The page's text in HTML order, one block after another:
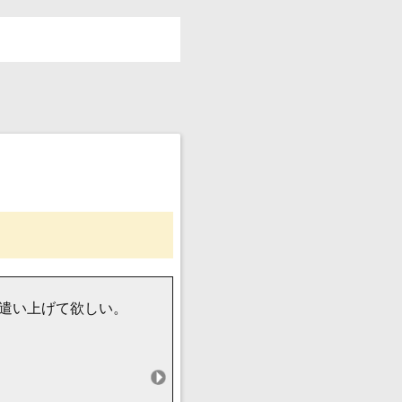
い上げて欲しい。